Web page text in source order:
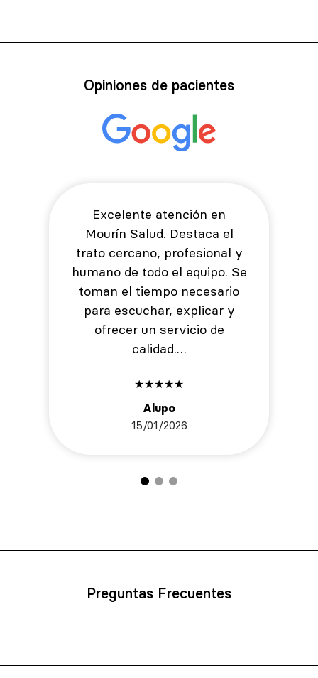
Opiniones de pacientes
Excelente atención en
Mourín Salud. Destaca el
trato cercano, profesional y
humano de todo el equipo. Se
toman el tiempo necesario
para escuchar, explicar y
ofrecer un servicio de
calidad.…
★★★★★
Alupo
15/01/2026
Preguntas Frecuentes